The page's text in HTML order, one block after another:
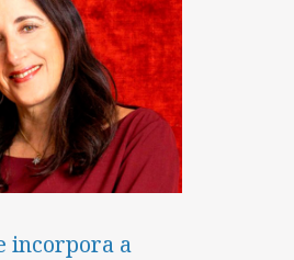
incorpora a